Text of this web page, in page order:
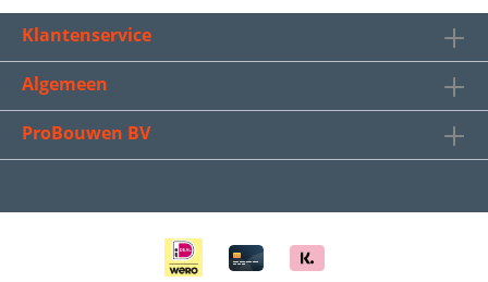
Klantenservice
Algemeen
ProBouwen BV